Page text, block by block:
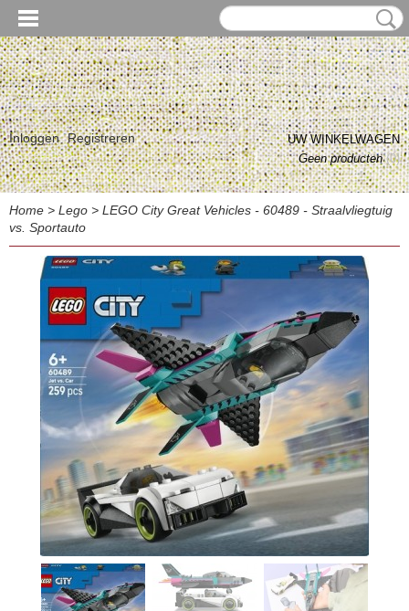
Inloggen Registreren
UW WINKELWAGEN
Geen producten(0)
Home > Lego > LEGO City Great Vehicles - 60489 - Straalvliegtuig
vs. Sportauto